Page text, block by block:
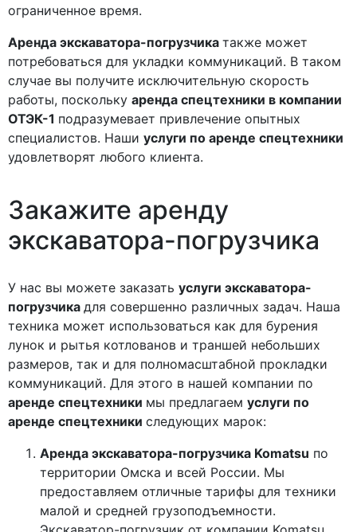
ограниченное время.
Аренда экскаватора-погрузчика также может
потребоваться для укладки коммуникаций. В таком
случае вы получите исключительную скорость
работы, поскольку аренда спецтехники в компании
ОТЭК-1 подразумевает привлечение опытных
специалистов. Наши услуги по аренде спецтехники
удовлетворят любого клиента.
Закажите аренду
экскаватора-погрузчика
У нас вы можете заказать услуги экскаватора-
погрузчика для совершенно различных задач. Наша
техника может использоваться как для бурения
лунок и рытья котлованов и траншей небольших
размеров, так и для полномасштабной прокладки
коммуникаций. Для этого в нашей компании по
аренде спецтехники мы предлагаем услуги по
аренде спецтехники следующих марок:
Аренда экскаватора-погрузчика Komatsu по
территории Омска и всей России. Мы
предоставляем отличные тарифы для техники
малой и средней грузоподъемности.